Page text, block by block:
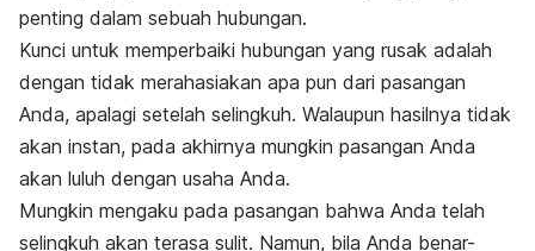
penting dalam sebuah hubungan.
Kunci untuk memperbaiki hubungan yang rusak adalah
dengan tidak merahasiakan apa pun dari pasangan
Anda, apalagi setelah selingkuh. Walaupun hasilnya tidak
akan instan, pada akhirnya mungkin pasangan Anda
akan luluh dengan usaha Anda.
Mungkin mengaku pada pasangan bahwa Anda telah
selingkuh akan terasa sulit. Namun, bila Anda benar-